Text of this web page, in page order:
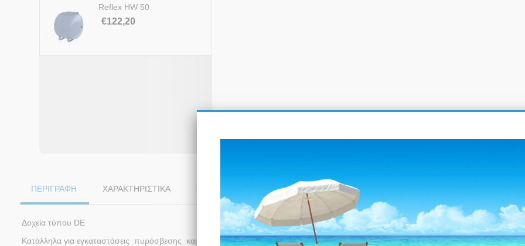
Reflex HW 50
€122,20
ΠΕΡΙΓΡΑΦΗ ΧΑΡΑΚΤΗΡΙΣΤΙΚΆ
Δοχεία τύπου DE
Κατάλληλα για εγκαταστάσεις πυρόσβεσης και πιεστικά συγκροτήματα ύδρευσης, ενδοδαπέδιες θερμάνσεις, γεωθερμία, χωρίς διάταξη